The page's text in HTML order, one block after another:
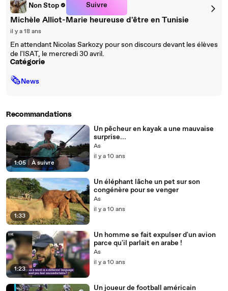
Non Stop Suivre
Michèle Alliot-Marie heureuse d'être en Tunisie
il y a 18 ans
En attendant Nicolas Sarkozy pour son discours devant les élèves
de l'ISAT, le mercredi 30 avril.
Catégorie
🗞News
Recommandations
1:05 À suivre
Un pêcheur en kayak a une mauvaise
surprise...
As
il y a 10 ans
1:33
Un éléphant lâche un pet sur son
congénère pour se venger
As
il y a 10 ans
1:23
Un homme se fait expulser d'un avion
parce qu'il parlait en arabe !
As
il y a 10 ans
Un joueur de football américain